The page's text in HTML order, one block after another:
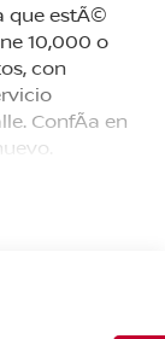
que estÃ©
10,000 o
con
ConfÃ­a en